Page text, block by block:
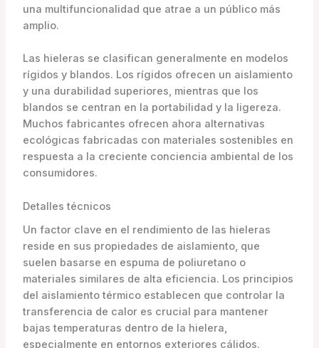
una multifuncionalidad que atrae a un público más
amplio.
Las hieleras se clasifican generalmente en modelos
rígidos y blandos. Los rígidos ofrecen un aislamiento
y una durabilidad superiores, mientras que los
blandos se centran en la portabilidad y la ligereza.
Muchos fabricantes ofrecen ahora alternativas
ecológicas fabricadas con materiales sostenibles en
respuesta a la creciente conciencia ambiental de los
consumidores.
Detalles técnicos
Un factor clave en el rendimiento de las hieleras
reside en sus propiedades de aislamiento, que
suelen basarse en espuma de poliuretano o
materiales similares de alta eficiencia. Los principios
del aislamiento térmico establecen que controlar la
transferencia de calor es crucial para mantener
bajas temperaturas dentro de la hielera,
especialmente en entornos exteriores cálidos.